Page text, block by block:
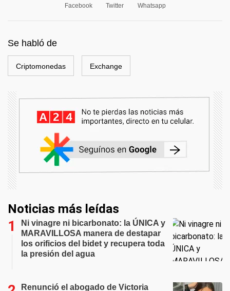
Facebook Twitter Whatsapp
Se habló de
Criptomonedas Exchange
Noticias más leídas
Ni vinagre ni bicarbonato: la ÚNICA y
MARAVILLOSA manera de destapar
los orificios del bidet y recupera toda
la presión del agua
Renunció el abogado de Victoria